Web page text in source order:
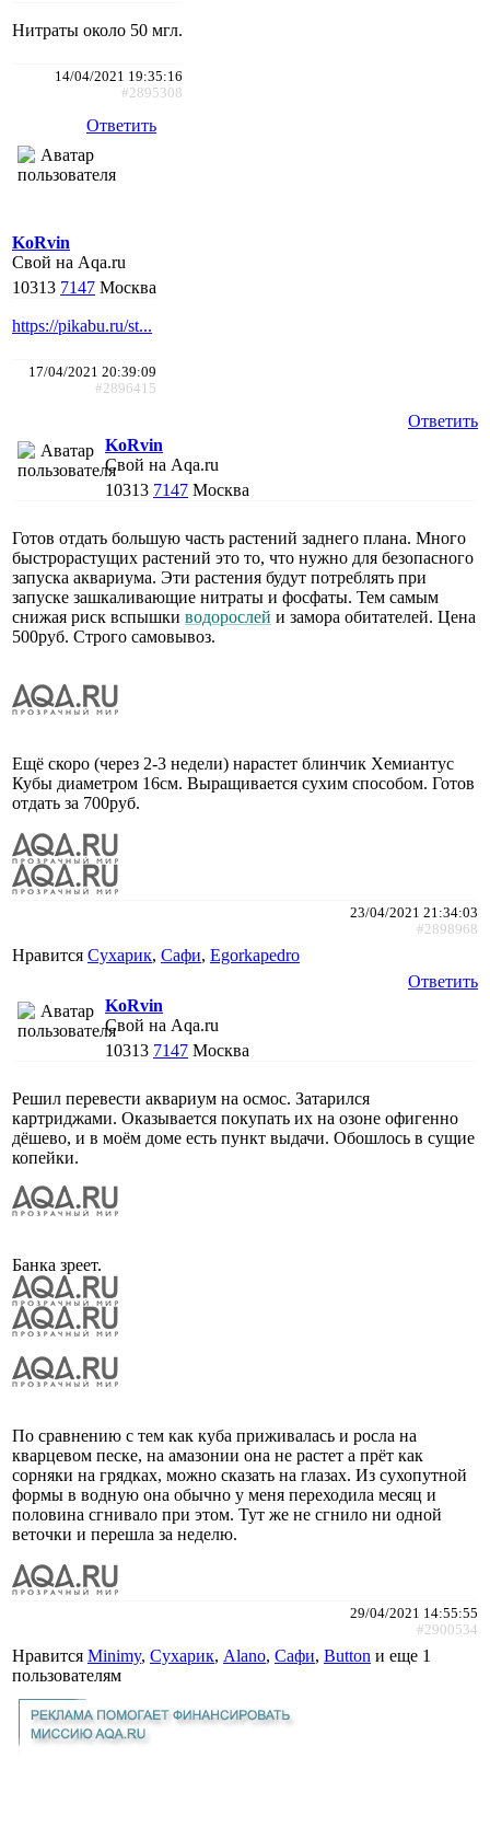
Нитраты около 50 мгл.
14/04/2021 19:35:16
#2895308
Ответить
KoRvin
Свой на Aqa.ru
10313 7147 Москва
https://pikabu.ru/st...
17/04/2021 20:39:09
#2896415
Ответить
KoRvin
Свой на Aqa.ru
10313 7147 Москва
Готов отдать большую часть растений заднего плана. Много
быстрорастущих растений это то, что нужно для безопасного
запуска аквариума. Эти растения будут потреблять при
запуске зашкаливающие нитраты и фосфаты. Тем самым
снижая риск вспышки водорослей и замора обитателей. Цена
500руб. Строго самовывоз.
Ещё скоро (через 2-3 недели) нарастет блинчик Хемиантус
Кубы диаметром 16см. Выращивается сухим способом. Готов
отдать за 700руб.
23/04/2021 21:34:03
#2898968
Нравится Сухарик, Сафи, Egorkapedro
Ответить
KoRvin
Свой на Aqa.ru
10313 7147 Москва
Решил перевести аквариум на осмос. Затарился
картриджами. Оказывается покупать их на озоне офигенно
дёшево, и в моём доме есть пункт выдачи. Обошлось в сущие
копейки.
Банка зреет.
По сравнению с тем как куба приживалась и росла на
кварцевом песке, на амазонии она не растет а прёт как
сорняки на грядках, можно сказать на глазах. Из сухопутной
формы в водную она обычно у меня переходила месяц и
половина сгнивало при этом. Тут же не сгнило ни одной
веточки и перешла за неделю.
29/04/2021 14:55:55
#2900534
Нравится Minimy, Сухарик, Alano, Сафи, Button и еще 1
пользователям